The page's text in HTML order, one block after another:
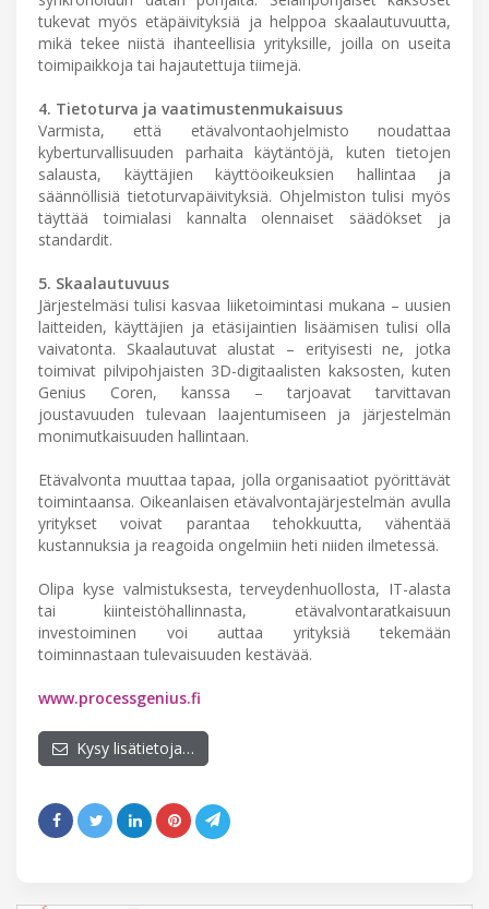
tukevat myös etäpäivityksiä ja helppoa skaalautuvuutta,
mikä tekee niistä ihanteellisia yrityksille, joilla on useita
toimipaikkoja tai hajautettuja tiimejä.
4. Tietoturva ja vaatimustenmukaisuus
Varmista, että etävalvontaohjelmisto noudattaa
kyberturvallisuuden parhaita käytäntöjä, kuten tietojen
salausta, käyttäjien käyttöoikeuksien hallintaa ja
säännöllisiä tietoturvapäivityksiä. Ohjelmiston tulisi myös
täyttää toimialasi kannalta olennaiset säädökset ja
standardit.
5. Skaalautuvuus
Järjestelmäsi tulisi kasvaa liiketoimintasi mukana – uusien
laitteiden, käyttäjien ja etäsijaintien lisäämisen tulisi olla
vaivatonta. Skaalautuvat alustat – erityisesti ne, jotka
toimivat pilvipohjaisten 3D-digitaalisten kaksosten, kuten
Genius Coren, kanssa – tarjoavat tarvittavan
joustavuuden tulevaan laajentumiseen ja järjestelmän
monimutkaisuuden hallintaan.
Etävalvonta muuttaa tapaa, jolla organisaatiot pyörittävät
toimintaansa. Oikeanlaisen etävalvontajärjestelmän avulla
yritykset voivat parantaa tehokkuutta, vähentää
kustannuksia ja reagoida ongelmiin heti niiden ilmetessä.
Olipa kyse valmistuksesta, terveydenhuollosta, IT-alasta
tai kiinteistöhallinnasta, etävalvontaratkaisuun
investoiminen voi auttaa yrityksiä tekemään
toiminnastaan tulevaisuuden kestävää.
www.processgenius.fi
Kysy lisätietoja…